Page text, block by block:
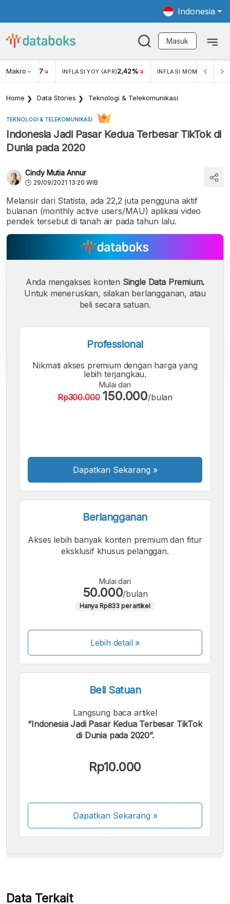
Indonesia
Masuk
Makro
USD/IDR 17 INFLASI YOY (APR)2,42% INFLASI MOM (MAR)
Home Data Stories Teknologi & Telekomunikasi
TEKNOLOGI & TELEKOMUNIKASI
Indonesia Jadi Pasar Kedua Terbesar TikTok di
Dunia pada 2020
Cindy Mutia Annur
29/09/2021 13:20 WIB
Melansir dari Statista, ada 22,2 juta pengguna aktif
bulanan (monthly active users/MAU) aplikasi video
pendek tersebut di tanah air pada tahun lalu.
Font
A
Font
A
Font
Anda mengakses konten Single Data Premium.
Untuk meneruskan, silakan berlangganan, atau
beli secara satuan.
Professional
Nikmati akses premium dengan harga yang
lebih terjangkau.
Mulai dari
Rp300.000 150.000/bulan
Dapatkan Sekarang »
Berlangganan
Akses lebih banyak konten premium dan fitur
eksklusif khusus pelanggan.
Mulai dari
50.000/bulan
Hanya Rp833 per artikel
Lebih detail »
Beli Satuan
Langsung baca artikel
“Indonesia Jadi Pasar Kedua Terbesar TikTok
di Dunia pada 2020”.
Rp10.000
Dapatkan Sekarang»
Beberapa metode pembayaran masih dalam
Data Terkait